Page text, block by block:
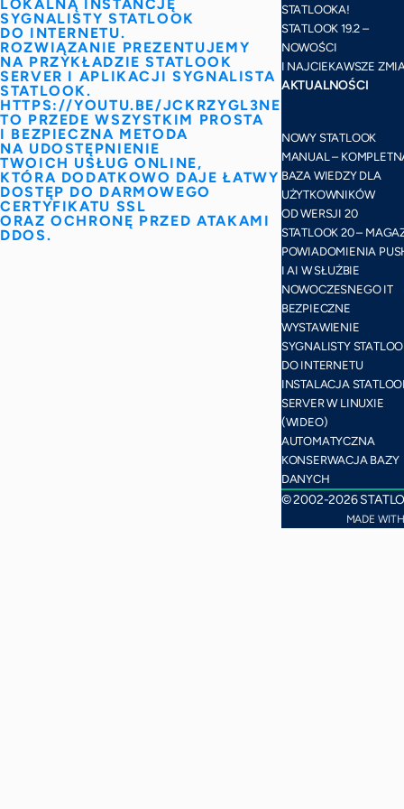
LOKALNĄ INSTANCJĘ
SYGNALISTY STATLOOK
DO INTERNETU.
ROZWIĄZANIE PREZENTUJEMY
NA PRZYKŁADZIE STATLOOK
SERVER I APLIKACJI SYGNALISTA
STATLOOK.
HTTPS://YOUTU.BE/JCKRZYGL3NE
TO PRZEDE WSZYSTKIM PROSTA
I BEZPIECZNA METODA
NA UDOSTĘPNIENIE
TWOICH USŁUG ONLINE,
KTÓRA DODATKOWO DAJE ŁATWY
DOSTĘP DO DARMOWEGO
CERTYFIKATU SSL
ORAZ OCHRONĘ PRZED ATAKAMI
DDOS.
STATLOOKA!
STATLOOK 19.2 –
NOWOŚCI
I NAJCIEKAWSZE
AKTUALNOŚCI
NOWY STATLOOK
MANUAL –
BAZA WIEDZY DLA
UŻYTKOWNIKÓW
OD WERSJI 20
STATLOOK 20 –
POWIADOMIENIA
I AI W SŁUŻBIE
NOWOCZESNEGO IT
BEZPIECZNE
WYSTAWIENIE
SYGNALISTY
DO INTERNETU
INSTALACJA
SERVER W LINUXIE
(WIDEO)
AUTOMATYCZNA
KONSERWACJA BAZY
DANYCH
© 2002-2026
MADE